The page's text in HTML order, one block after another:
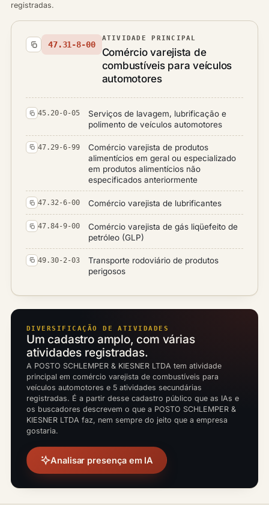
registradas.
47.31-8-00
ATIVIDADE PRINCIPAL
Comércio varejista de
combustíveis para veículos
automotores
45.20-0-05
Serviços de lavagem, lubrificação e
polimento de veículos automotores
47.29-6-99
Comércio varejista de produtos
alimentícios em geral ou especializado
em produtos alimentícios não
especificados anteriormente
47.32-6-00 Comércio varejista de lubrificantes
47.84-9-00
Comércio varejista de gás liqüefeito de
petróleo (GLP)
49.30-2-03
Transporte rodoviário de produtos
perigosos
DIVERSIFICAÇÃO DE ATIVIDADES
Um cadastro amplo, com várias
atividades registradas.
A POSTO SCHLEMPER & KIESNER LTDA tem atividade
principal em comércio varejista de combustíveis para
veículos automotores e 5 atividades secundárias
registradas. É a partir desse cadastro público que as IAs e
os buscadores descrevem o que a POSTO SCHLEMPER &
KIESNER LTDA faz, nem sempre do jeito que a empresa
gostaria.
Analisar presença em IA